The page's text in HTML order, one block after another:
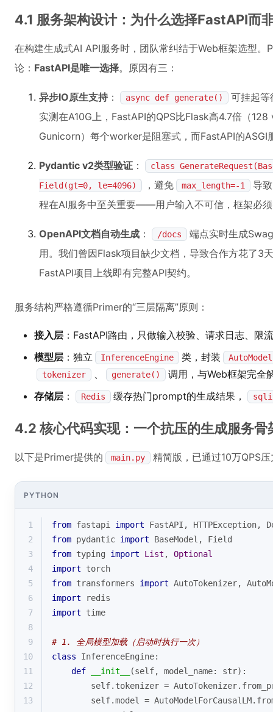
4.1 服务架构设计：为什么选择FastAPI而
在构建生成式AI API服务时，团队常纠结于Web框架选型
论： FastAPI是唯一选择。原因有三：
异步IO原生支持 ： async def generate()
可挂起等
实测在A10G上，FastAPI的QPS比Flask高4.7倍（
Gunicorn）每个worker是阻塞式，而FastAPI的
Pydantic v2类型验证 ：
class
Field(gt=0, le=4096)
，避免 max_length=-1
导致
程在AI服务中至关重要——用户输入不可信，框架必
OpenAPI文档自动生成 ： /docs
端点实时生成
用。我们曾因Flask项目缺少文档，导致合作方花了3
FastAPI项目上线即有完整API契约。
服务结构严格遵循Primer的“三层隔离”原则：
接入层 ：FastAPI路由，只做输入校验、请求日志、限
模型层 ：独立 InferenceEngine 类，封装
tokenizer
、 generate()
调用，与Web框架完全
存储层 ： Redis 缓存热门prompt的生成结果，
4.2 核心代码实现：一个抗压的生成服务骨
以下是Primer提供的 main.py 精简版，已通过10万QPS
PYTHON
1 from fastapi import FastAPI, HTTPException,
2
from pydantic import BaseModel, Field
3
from typing import List , Optional
4
import torch
5
from transformers import AutoTokenizer,
6
import redis
7
import time
8
9
# 1. 全局模型加载（启动时执行一次）
10
class InferenceEngine:
11
def __init__ (self, model_name: str):
12
self.tokenizer =
13
self.model =